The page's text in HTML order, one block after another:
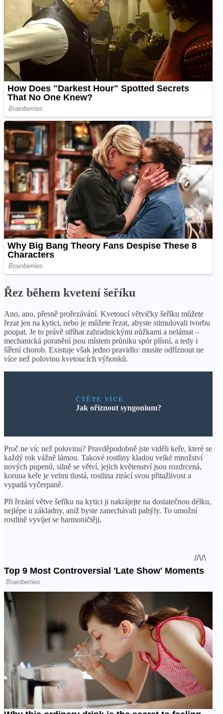
Řez během kvetení šeříku
Ano, ano, přesně prořezávání. Kvetoucí větvičky šeříku můžete
řezat jen na kytici, nebo je můžete řezat, abyste stimulovali tvorbu
poupat. Je to právě stříhat zahradnickými nůžkami a nelámat –
mechanická poranění jsou místem průniku spór plísní, a tedy i
šíření chorob. Existuje však jedno pravidlo: musíte odříznout ne
více než polovinu kvetoucích výhonků.
ČTĚTE VÍCE
Jak oříznout syngonium?
Proč ne víc než polovinu? Pravděpodobně jste viděli keře, které se
každý rok vážně lámou. Takové rostliny kladou velké množství
nových pupenů, silně se větví, jejich květenství jsou rozdrcená,
koruna keře je velmi tlustá, rostlina ztrácí svou přitažlivost a
vypadá vyčerpaně.
Při řezání větve šeříku na kytici ji nakrájejte na dostatečnou délku,
nejlépe u základny, aniž byste zanechávali pahýly. To umožní
rostlině vyvíjet se harmoničtěji.